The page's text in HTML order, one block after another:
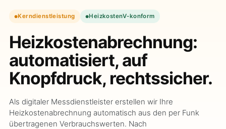
Kerndienstleistung HeizkostenV-konform
Heizkostenabrechnung:
automatisiert, auf
Knopfdruck, rechtssicher.
Als digitaler Messdienstleister erstellen wir Ihre
Heizkostenabrechnung automatisch aus den per Funk
übertragenen Verbrauchswerten. Nach